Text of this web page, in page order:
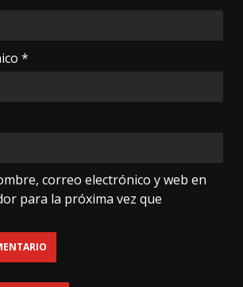
*
correo electrónico y web en
para la próxima vez que